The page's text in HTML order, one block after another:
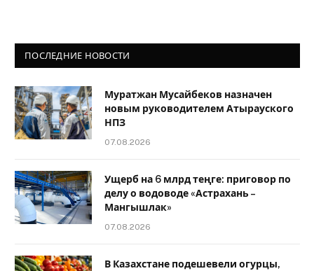
ПОСЛЕДНИЕ НОВОСТИ
Муратжан Мусайбеков назначен
новым руководителем Атырауского
НПЗ
07.08.2026
Ущерб на 6 млрд теңге: приговор по
делу о водоводе «Астрахань –
Мангышлак»
07.08.2026
В Казахстане подешевели огурцы,